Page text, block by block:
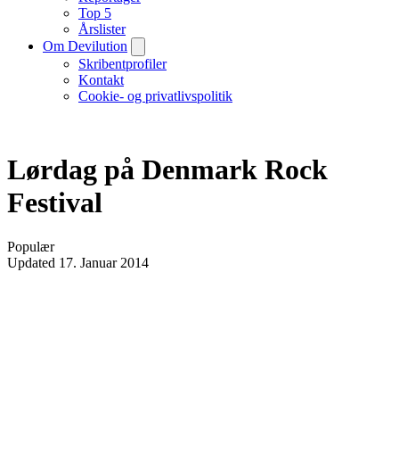
Top 5
Årslister
Om Devilution
Skribentprofiler
Kontakt
Cookie- og privatlivspolitik
Lørdag på Denmark Rock
Festival
Populær
Updated 17. Januar 2014